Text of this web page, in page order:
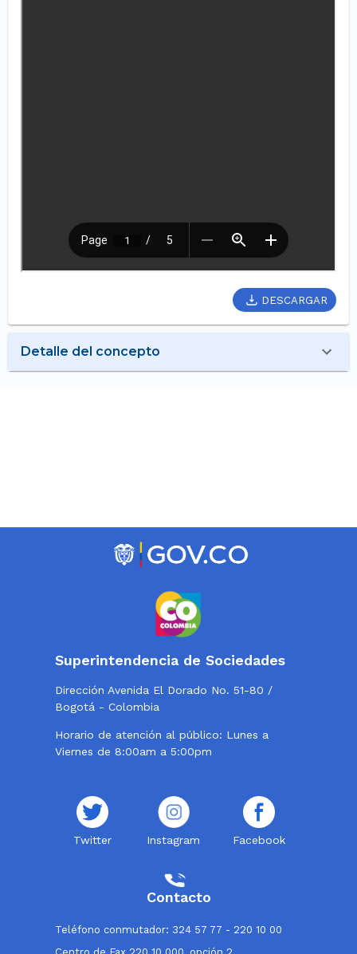
DESCARGAR
Detalle del concepto
Superintendencia de Sociedades
Dirección Avenida El Dorado No. 51-80 /
Bogotá - Colombia
Horario de atención al público: Lunes a
Viernes de 8:00am a 5:00pm
Twitter Instagram Facebook
Contacto
Teléfono conmutador: 324 57 77 - 220 10 00